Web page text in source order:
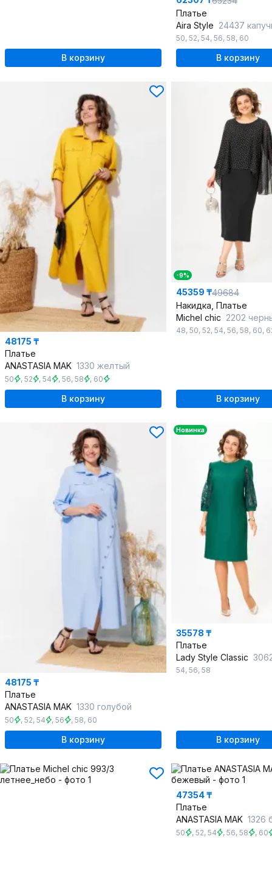
В корзину
Платье
Aira Style 24437
50, 52, 54, 56, 58, 60
В корзину
48175 ₸
Платье
ANASTASIA MAK 1330 желтый
50 , 52 , 54 , 56, 58 , 60
В корзину
-9%
45359 ₸49684
Накидка, Платье
Michel chic 2202
48, 50, 52, 54, 56, 58, 60,
В корзину
48175 ₸
Платье
ANASTASIA MAK 1330 голубой
50 , 52, 54 , 56 , 58, 60
В корзину
Новинка
35578 ₸
Платье
Lady Style Classic 3062/
54, 56, 58
В корзину
47354 ₸
Платье
ANASTASIA MAK 1326
50 , 52, 54 , 56, 58 , 60